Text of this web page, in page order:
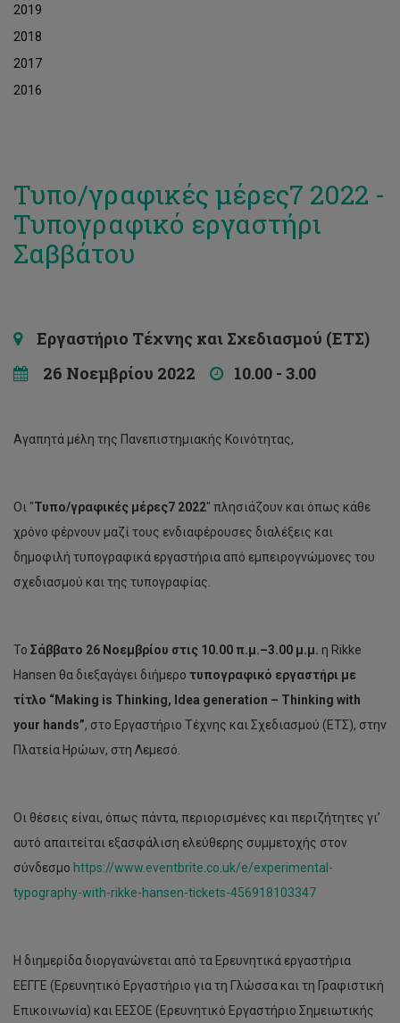
2019
2018
2017
2016
Τυπο/γραφικές μέρες7 2022 -
Τυπογραφικό εργαστήρι
Σαββάτου
Εργαστήριο Τέχνης και Σχεδιασμού (ΕΤΣ)
26 Νοεμβρίου 2022
10.00 - 3.00
Αγαπητά μέλη της Πανεπιστημιακής Κοινότητας,
Οι "Τυπο/γραφικές μέρες7 2022" πλησιάζουν και όπως κάθε
χρόνο φέρνουν μαζί τους ενδιαφέρουσες διαλέξεις και
δημοφιλή τυπογραφικά εργαστήρια από εμπειρογνώμονες του
σχεδιασμού και της τυπογραφίας.
Το Σάββατο 26 Νοεμβρίου στις 10.00 π.μ.–3.00 μ.μ. η Rikke
Hansen θα διεξαγάγει διήμερο τυπογραφικό εργαστήρι με
τίτλο “Making is Thinking, Idea generation – Thinking with
your hands”, στο Εργαστήριο Τέχνης και Σχεδιασμού (ΕΤΣ), στην
Πλατεία Ηρώων, στη Λεμεσό.
Οι θέσεις είναι, όπως πάντα, περιορισμένες και περιζήτητες γι’
αυτό απαιτείται εξασφάλιση ελεύθερης συμμετοχής στον
σύνδεσμο https://www.eventbrite.co.uk/e/experimental-
typography-with-rikke-hansen-tickets-456918103347
Η διημερίδα διοργανώνεται από τα Ερευνητικά εργαστήρια
ΕΕΓΓΕ (Ερευνητικό Εργαστήριο για τη Γλώσσα και τη Γραφιστική
Επικοινωνία) και ΕΕΣΟΕ (Ερευνητικό Εργαστήριο Σημειωτικής